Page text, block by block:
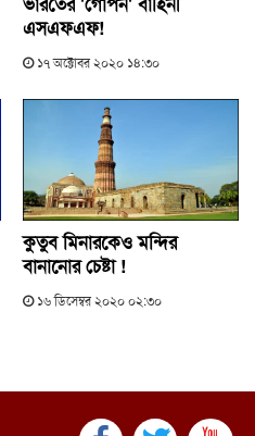
এসএফএফ!
১৭ অক্টোবর ২০২০ ১৪:৩০
কুতুব মিনারকেও মন্দির
বানানোর চেষ্টা !
১৬ ডিসেম্বর ২০২০ ০২:৩০